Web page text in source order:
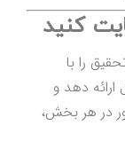
کنید
را با
دهد و
در هر بخش،